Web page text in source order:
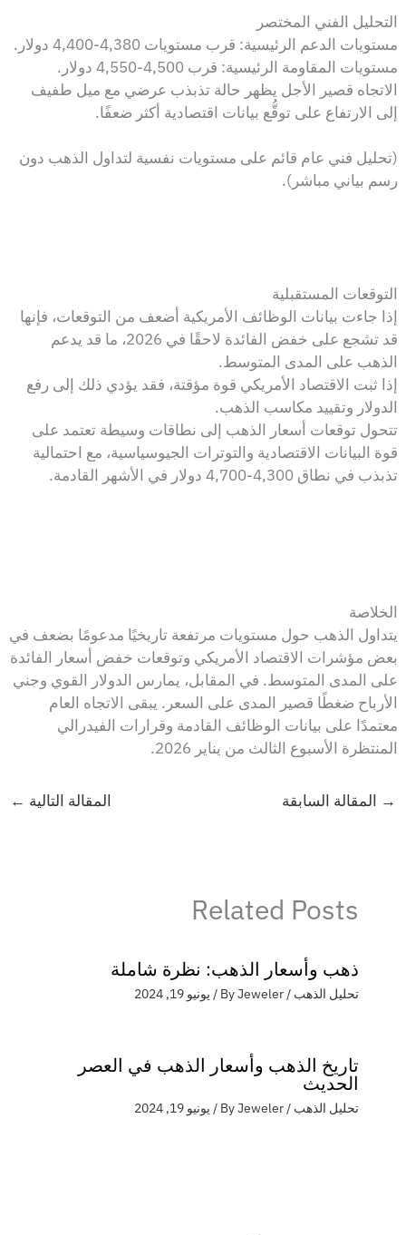
التحليل الفني المختصر
مستويات الدعم الرئيسية: قرب مستويات 4,380-4,400 دولار.
مستويات المقاومة الرئيسية: قرب 4,500-4,550 دولار.
الاتجاه قصير الأجل يظهر حالة تذبذب عرضي مع ميل طفيف
إلى الارتفاع على توقُّع بيانات اقتصادية أكثر ضعفًا.
(تحليل فني عام قائم على مستويات نفسية لتداول الذهب دون
رسم بياني مباشر).
التوقعات المستقبلية
إذا جاءت بيانات الوظائف الأمريكية أضعف من التوقعات، فإنها
قد تشجع على خفض الفائدة لاحقًا في 2026، ما قد يدعم
الذهب على المدى المتوسط.
إذا ثبت الاقتصاد الأمريكي قوة مؤقتة، فقد يؤدي ذلك إلى رفع
الدولار وتقييد مكاسب الذهب.
تتحول توقعات أسعار الذهب إلى نطاقات وسيطة تعتمد على
قوة البيانات الاقتصادية والتوترات الجيوسياسية، مع احتمالية
تذبذب في نطاق 4,300-4,700 دولار في الأشهر القادمة.
الخلاصة
يتداول الذهب حول مستويات مرتفعة تاريخيًا مدعومًا بضعف في
بعض مؤشرات الاقتصاد الأمريكي وتوقعات خفض أسعار الفائدة
على المدى المتوسط. في المقابل، يمارس الدولار القوي وجني
الأرباح ضغطًا قصير المدى على السعر. يبقى الاتجاه العام
معتمدًا على بيانات الوظائف القادمة وقرارات الفيدرالي
المنتظرة الأسبوع الثالث من يناير 2026.
→ المقالة السابقة المقالة التالية ←
Related Posts
ذهب وأسعار الذهب: نظرة شاملة
تحليل الذهب / By
Jeweler
/ يونيو 19, 2024
تاريخ الذهب وأسعار الذهب في العصر
الحديث
تحليل الذهب / By
Jeweler
/ يونيو 19, 2024